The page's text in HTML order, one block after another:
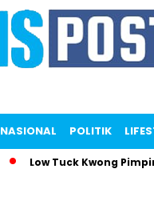
NASIONAL POLITIK
Low Tuck Kwong Pimpin